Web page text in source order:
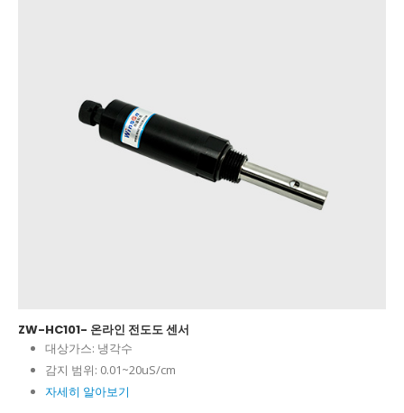
ZW-HC101- 온라인 전도도 센서
대상가스: 냉각수
감지 범위: 0.01~20uS/cm
자세히 알아보기